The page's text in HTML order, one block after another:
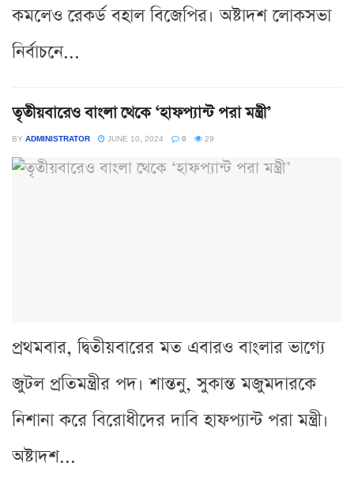
কমলেও রেকর্ড বহাল বিজেপির। অষ্টাদশ লোকসভা
নির্বাচনে...
তৃতীয়বারেও বাংলা থেকে ‘হাফপ্যান্ট পরা মন্ত্রী’
BY ADMINISTRATOR JUNE 10, 2024 0 29
প্রথমবার, দ্বিতীয়বারের মত এবারও বাংলার ভাগ্যে
জুটল প্রতিমন্ত্রীর পদ। শান্তনু, সুকান্ত মজুমদারকে
নিশানা করে বিরোধীদের দাবি হাফপ্যান্ট পরা মন্ত্রী।
অষ্টাদশ...